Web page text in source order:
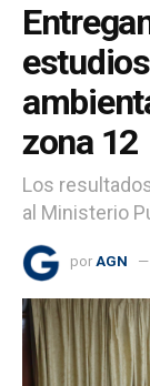
zona 12
Los
al Ministerio
por AGN